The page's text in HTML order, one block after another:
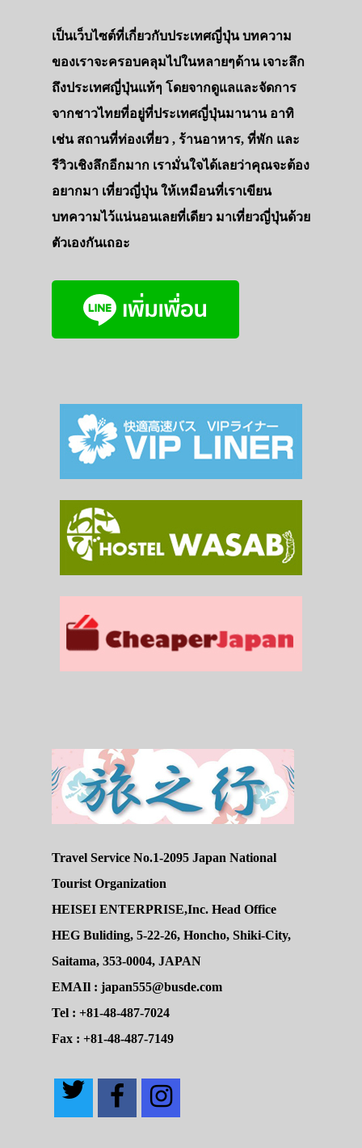
เป็นเว็บไซต์ที่เกี่ยวกับประเทศญี่ปุ่น บทความ
ของเราจะครอบคลุมไปในหลายๆด้าน เจาะลึก
ถึงประเทศญี่ปุ่นแท้ๆ โดยจากดูแลและจัดการ
จากชาวไทยที่อยู่ที่ประเทศญี่ปุ่นมานาน อาทิ
เช่น สถานที่ท่องเที่ยว , ร้านอาหาร, ที่พัก และ
รีวิวเชิงลึกอีกมาก เรามั่นใจได้เลยว่าคุณจะต้อง
อยากมา เที่ยวญี่ปุ่น ให้เหมือนที่เราเขียน
บทความไว้แน่นอนเลยที่เดียว มาเที่ยวญี่ปุ่นด้วย
ตัวเองกันเถอะ
Travel Service No.1-2095 Japan National
Tourist Organization
HEISEI ENTERPRISE,Inc. Head Office
HEG Buliding, 5-22-26, Honcho, Shiki-City,
Saitama, 353-0004, JAPAN
EMAIl : japan555@busde.com
Tel : +81-48-487-7024
Fax : +81-48-487-7149